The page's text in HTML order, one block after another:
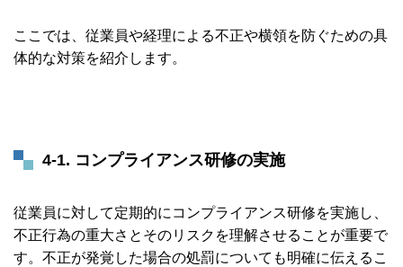
ここでは、従業員や経理による不正や横領を防ぐための具
体的な対策を紹介します。
4-1. コンプライアンス研修の実施
従業員に対して定期的にコンプライアンス研修を実施し、
不正行為の重大さとそのリスクを理解させることが重要で
す。不正が発覚した場合の処罰についても明確に伝えるこ